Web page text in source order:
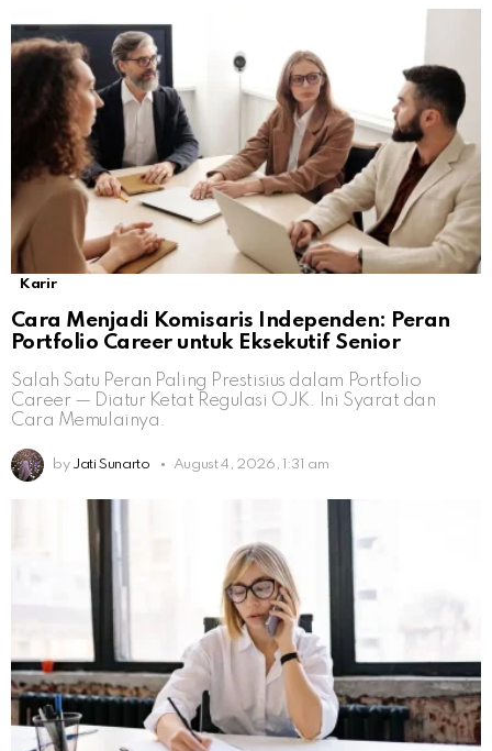
Karir
Cara Menjadi Komisaris Independen: Peran
Portfolio Career untuk Eksekutif Senior
Salah Satu Peran Paling Prestisius dalam Portfolio
Career — Diatur Ketat Regulasi OJK. Ini Syarat dan
Cara Memulainya.
by Jati Sunarto August 4, 2026, 1:31 am